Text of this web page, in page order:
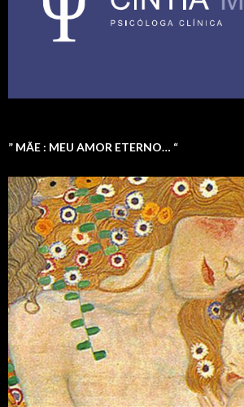
” MÃE : MEU AMOR ETERNO… “